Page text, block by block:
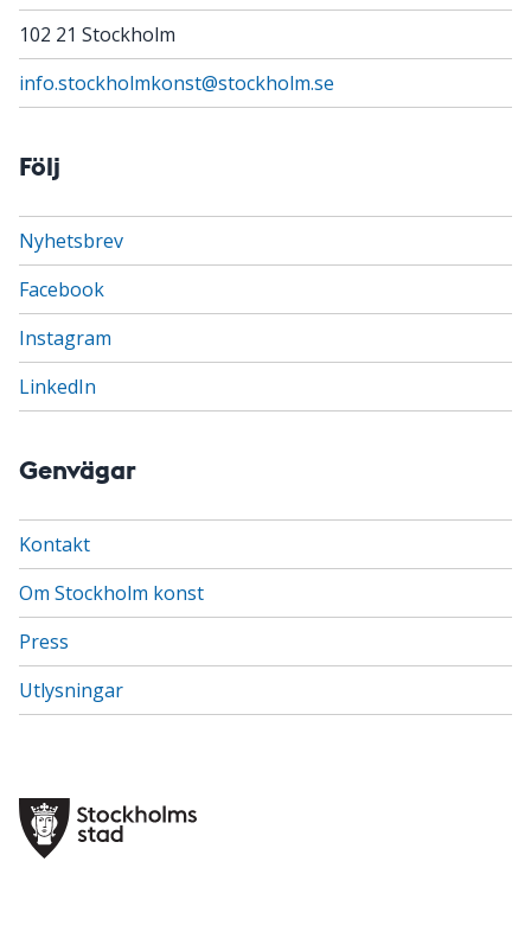
102 21 Stockholm
info.stockholmkonst@stockholm.se
Följ
Nyhetsbrev
Facebook
Instagram
LinkedIn
Genvägar
Kontakt
Om Stockholm konst
Press
Utlysningar